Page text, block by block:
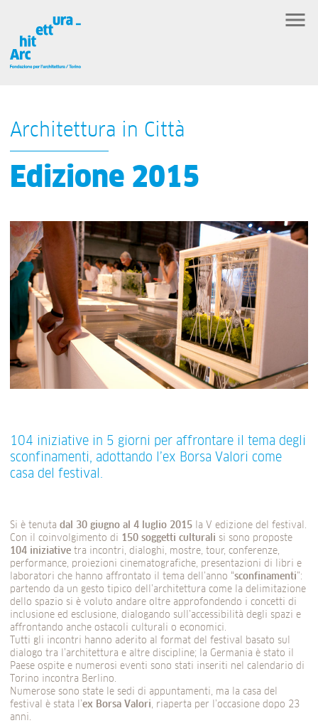
Architettura in Città
Edizione 2015
104 iniziative in 5 giorni per affrontare il tema degli
sconfinamenti, adottando l’ex Borsa Valori come
casa del festival.
Si è tenuta dal 30 giugno al 4 luglio 2015 la V edizione del festival.
Con il coinvolgimento di 150 soggetti culturali si sono proposte
104 iniziative tra incontri, dialoghi, mostre, tour, conferenze,
performance, proiezioni cinematografiche, presentazioni di libri e
laboratori che hanno affrontato il tema dell’anno “sconfinamenti”:
partendo da un gesto tipico dell’architettura come la delimitazione
dello spazio si è voluto andare oltre approfondendo i concetti di
inclusione ed esclusione, dialogando sull’accessibilità degli spazi e
affrontando anche ostacoli culturali o economici.
Tutti gli incontri hanno aderito al format del festival basato sul
dialogo tra l’architettura e altre discipline; la Germania è stato il
Paese ospite e numerosi eventi sono stati inseriti nel calendario di
Torino incontra Berlino.
Numerose sono state le sedi di appuntamenti, ma la casa del
festival è stata l’ex Borsa Valori , riaperta per l’occasione dopo 23
anni.